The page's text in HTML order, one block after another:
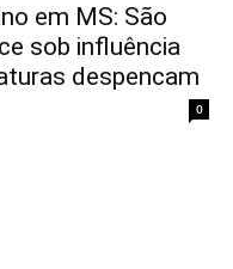
em MS: São
sob influência
despencam
0